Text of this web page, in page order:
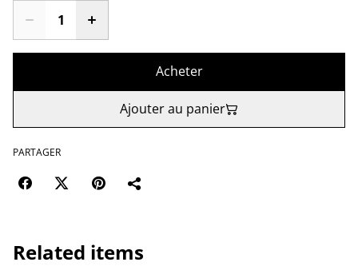
Acheter
Ajouter au panier
PARTAGER
Related items